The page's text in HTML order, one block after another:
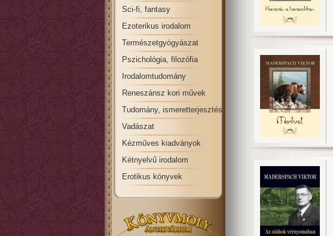
Sci-fi, fantasy
Ezoterikus irodalom
Természetgyógyászat
Pszichológia, filozófia
Irodalomtudomány
Reneszánsz kori művek
Tudomány, ismeretterjesztés
Vadászat
Kézműves kiadványok
Kétnyelvű irodalom
Erotikus könyvek